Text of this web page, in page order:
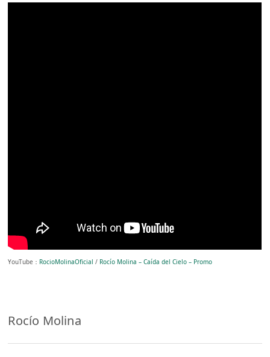
YouTube： RocioMolinaOficial / Rocío Molina – Caída del Cielo – Promo
Rocío Molina